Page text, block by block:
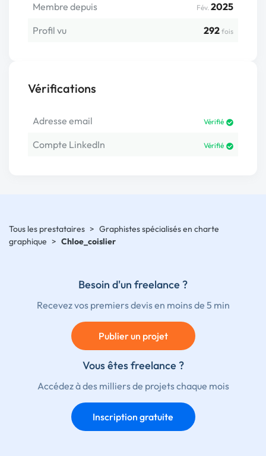
Membre depuis Fév. 2025
Profil vu
292 fois
Vérifications
Adresse email Vérifié
Compte LinkedIn Vérifié
Tous les prestataires > Graphistes spécialisés en charte
graphique > Chloe_coislier
Besoin d'un freelance ?
Recevez vos premiers devis en moins de 5 min
Publier un projet
Vous êtes freelance ?
Accédez à des milliers de projets chaque mois
Inscription gratuite